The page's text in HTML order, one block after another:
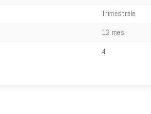
Trimestrale
12 mesi
4